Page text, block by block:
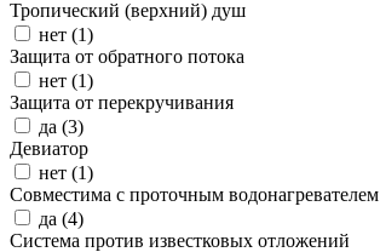
Тропический (верхний) душ
нет (1)
Защита от обратного потока
нет (1)
Защита от перекручивания
да (3)
Девиатор
нет (1)
Совместима с проточным водонагревателем
да (4)
Система против известковых отложений